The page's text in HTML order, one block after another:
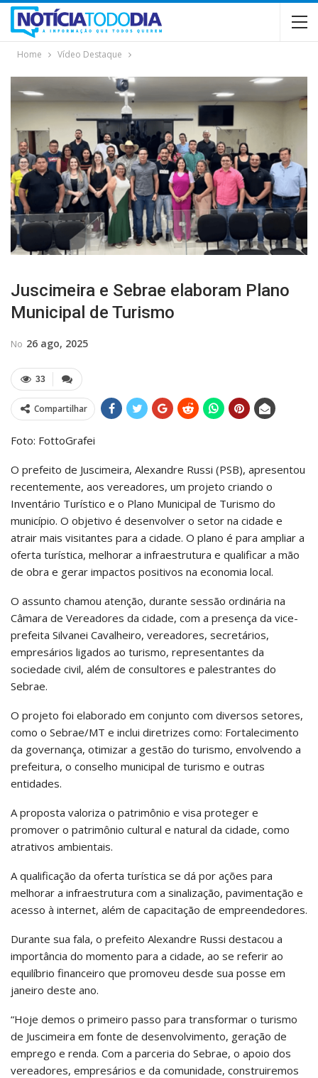
Home Vídeo Destaque
Juscimeira e Sebrae elaboram Plano
Municipal de Turismo
No 26 ago, 2025
33
Compartilhar
Foto: FottoGrafei
O prefeito de Juscimeira, Alexandre Russi (PSB), apresentou
recentemente, aos vereadores, um projeto criando o
Inventário Turístico e o Plano Municipal de Turismo do
município. O objetivo é desenvolver o setor na cidade e
atrair mais visitantes para a cidade. O plano é para ampliar a
oferta turística, melhorar a infraestrutura e qualificar a mão
de obra e gerar impactos positivos na economia local.
O assunto chamou atenção, durante sessão ordinária na
Câmara de Vereadores da cidade, com a presença da vice-
prefeita Silvanei Cavalheiro, vereadores, secretários,
empresários ligados ao turismo, representantes da
sociedade civil, além de consultores e palestrantes do
Sebrae.
O projeto foi elaborado em conjunto com diversos setores,
como o Sebrae/MT e inclui diretrizes como: Fortalecimento
da governança, otimizar a gestão do turismo, envolvendo a
prefeitura, o conselho municipal de turismo e outras
entidades.
A proposta valoriza o patrimônio e visa proteger e
promover o patrimônio cultural e natural da cidade, como
atrativos ambientais.
A qualificação da oferta turística se dá por ações para
melhorar a infraestrutura com a sinalização, pavimentação e
acesso à internet, além de capacitação de empreendedores.
Durante sua fala, o prefeito Alexandre Russi destacou a
importância do momento para a cidade, ao se referir ao
equilíbrio financeiro que promoveu desde sua posse em
janeiro deste ano.
“Hoje demos o primeiro passo para transformar o turismo
de Juscimeira em fonte de desenvolvimento, geração de
emprego e renda. Com a parceria do Sebrae, o apoio dos
vereadores, empresários e da comunidade, construiremos